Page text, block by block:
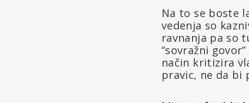
Na to se boste
vedenja so
ravnanja pa so
“sovražni
način kritizira
pravic, ne da bi